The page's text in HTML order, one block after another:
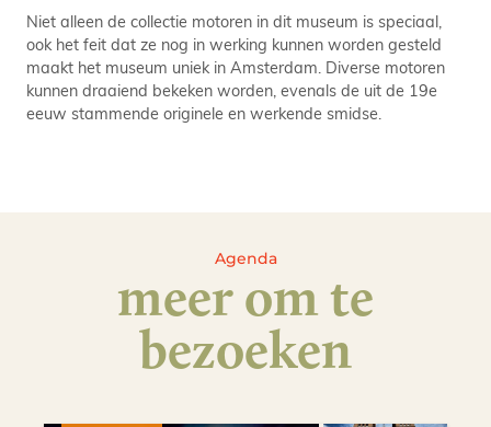
Niet alleen de collectie motoren in dit museum is speciaal,
ook het feit dat ze nog in werking kunnen worden gesteld
maakt het museum uniek in Amsterdam. Diverse motoren
kunnen draaiend bekeken worden, evenals de uit de 19e
eeuw stammende originele en werkende smidse.
Agenda
meer om te
bezoeken